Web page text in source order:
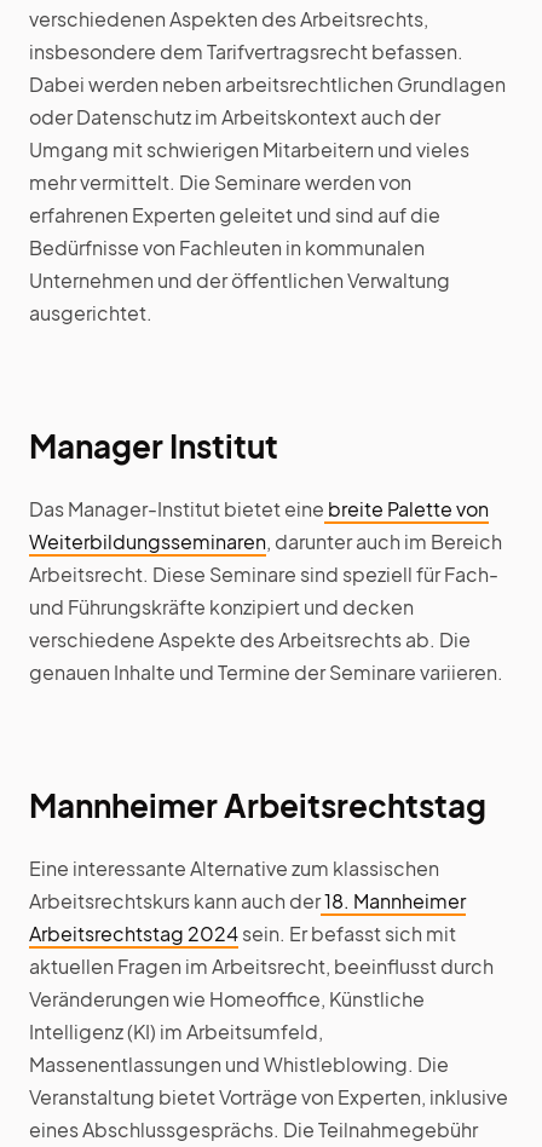
verschiedenen Aspekten des Arbeitsrechts,
insbesondere dem Tarifvertragsrecht befassen.
Dabei werden neben arbeitsrechtlichen Grundlagen
oder Datenschutz im Arbeitskontext auch der
Umgang mit schwierigen Mitarbeitern und vieles
mehr vermittelt. Die Seminare werden von
erfahrenen Experten geleitet und sind auf die
Bedürfnisse von Fachleuten in kommunalen
Unternehmen und der öffentlichen Verwaltung
ausgerichtet.
Manager Institut
Das Manager-Institut bietet eine breite Palette von
Weiterbildungsseminaren, darunter auch im Bereich
Arbeitsrecht. Diese Seminare sind speziell für Fach-
und Führungskräfte konzipiert und decken
verschiedene Aspekte des Arbeitsrechts ab. Die
genauen Inhalte und Termine der Seminare variieren.
Mannheimer Arbeitsrechtstag
Eine interessante Alternative zum klassischen
Arbeitsrechtskurs kann auch der18. Mannheimer
Arbeitsrechtstag 2024sein. Er befasst sich mit
aktuellen Fragen im Arbeitsrecht, beeinflusst durch
Veränderungen wie Homeoffice, Künstliche
Intelligenz (KI) im Arbeitsumfeld,
Massenentlassungen und Whistleblowing. Die
Veranstaltung bietet Vorträge von Experten, inklusive
eines Abschlussgesprächs. Die Teilnahmegebühr